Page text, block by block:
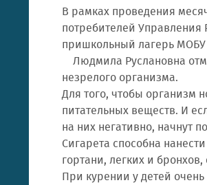
В рамках проведения
потребителей
пришкольный лагерь МОБУ
Людмила Руслановна
незрелого организма.
Для того, чтобы организм
питательных веществ. И
на них негативно, начнут
Сигарета способна
гортани, легких и
При курении у детей